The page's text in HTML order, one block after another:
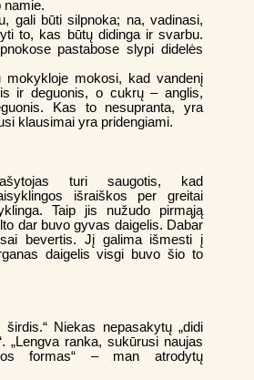
namie.
gali būti silpnoka; na, vadinasi,
to, kas būtų didinga ir svarbu.
pastabose slypi didelės
mokykloje mokosi, kad vandenį
ir deguonis, o cukrų – anglis,
Kas to nesupranta, yra
klausimai yra pridengiami.
turi saugotis, kad
išraiškos per greitai
Taip jis nužudo pirmąją
dar buvo gyvas daigelis. Dabar
bevertis. Jį galima išmesti į
daigelis visgi buvo šio to
širdis.“ Niekas nepasakytų „didi
„Lengva ranka, sukūrusi naujas
formas“ – man atrodytų